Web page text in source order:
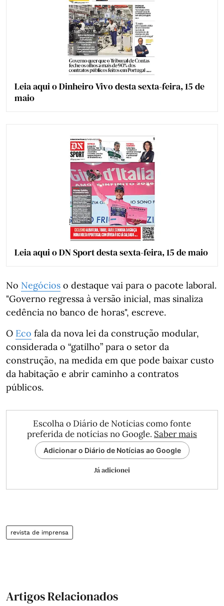
Leia aqui o Dinheiro Vivo desta sexta-feira, 15 de
maio
Leia aqui o DN Sport desta sexta-feira, 15 de maio
No Negócios o destaque vai para o pacote laboral.
"Governo regressa à versão inicial, mas sinaliza
cedência no banco de horas", escreve.
O Eco fala da nova lei da construção modular,
considerada o “gatilho” para o setor da
construção, na medida em que pode baixar custo
da habitação e abrir caminho a contratos
públicos.
Escolha o Diário de Notícias como fonte
preferida de notícias no Google. Saber mais
Adicionar o Diário de Notícias ao Google
Já adicionei
revista de imprensa
Artigos Relacionados